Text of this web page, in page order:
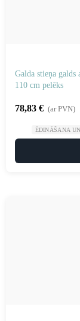
Galda stieņa galds
110 cm pelēks
78,83 € (ar PVN)
ĒDINĀŠANA